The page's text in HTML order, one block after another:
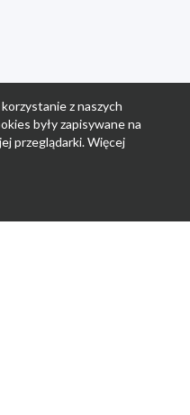
z naszych
były zapisywane na
przeglądarki. Więcej